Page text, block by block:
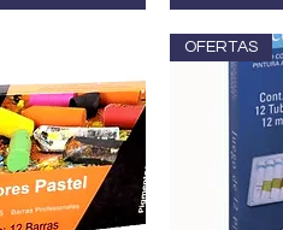
OFERTAS